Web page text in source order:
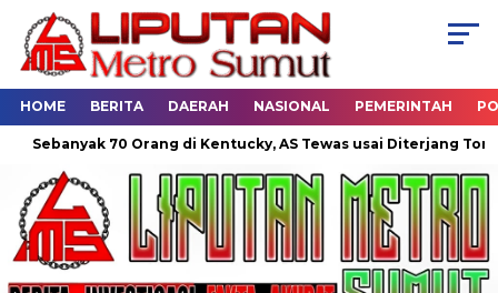
HOME BERITA DAERAH NASIONAL PEMERINTAH
70 Orang di Kentucky, AS Tewas usai Diterjang Tornado